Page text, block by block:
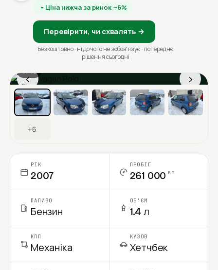
Ціна нижча за ринок ~6%
Перевірити, чи схвалять →
Безкоштовно · ні до чого не зобовʼязує · попереднє
рішення сьогодні
‹ ›
1 / 13
Ціна в місяць
+6
РІК
2007
ПРОБІГ
261 000 км
ПАЛИВО
Бензин
ОБ'ЄМ
1.4 л
КПП
Механіка
КУЗОВ
Хетчбек